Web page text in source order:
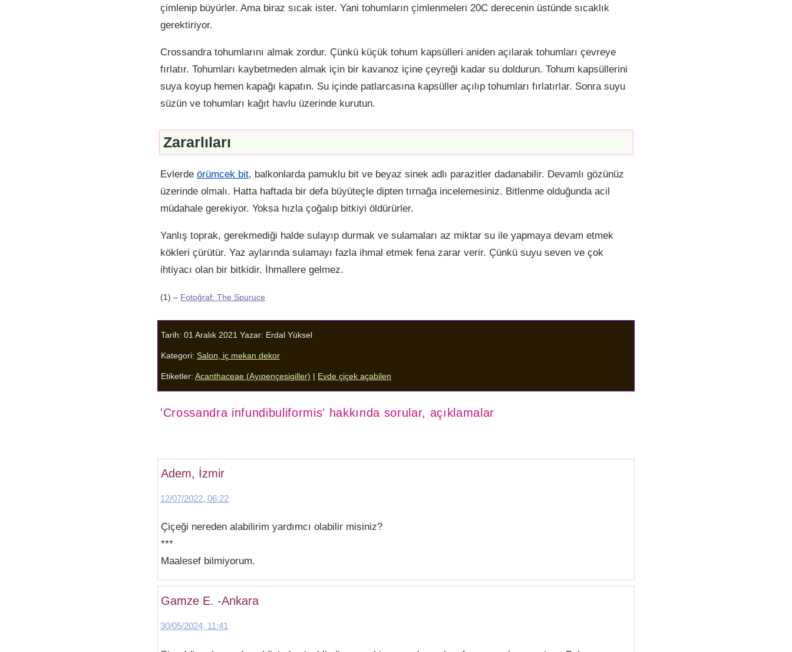
çimlenip büyürler. Ama biraz sıcak ister. Yani tohumların çimlenmeleri 20C derecenin üstünde sıcaklık
gerektiriyor.
Crossandra tohumlarını almak zordur. Çünkü küçük tohum kapsülleri aniden açılarak tohumları çevreye
fırlatır. Tohumları kaybetmeden almak için bir kavanoz içine çeyreği kadar su doldurun. Tohum kapsüllerini
suya koyup hemen kapağı kapatın. Su içinde patlarcasına kapsüller açılıp tohumları fırlatırlar. Sonra suyu
süzün ve tohumları kağıt havlu üzerinde kurutun.
Zararlıları
Evlerde örümcek bit, balkonlarda pamuklu bit ve beyaz sinek adlı parazitler dadanabilir. Devamlı gözünüz
üzerinde olmalı. Hatta haftada bir defa büyüteçle dipten tırnağa incelemesiniz. Bitlenme olduğunda acil
müdahale gerekiyor. Yoksa hızla çoğalıp bitkiyi öldürürler.
Yanlış toprak, gerekmediği halde sulayıp durmak ve sulamaları az miktar su ile yapmaya devam etmek
kökleri çürütür. Yaz aylarında sulamayı fazla ihmal etmek fena zarar verir. Çünkü suyu seven ve çok
ihtiyacı olan bir bitkidir. İhmallere gelmez.
(1) – Fotoğraf: The Spuruce
Tarih: 01 Aralık 2021 Yazar: Erdal Yüksel
Kategori: Salon, iç mekan dekor
Etiketler: Acanthaceae (Ayıpençesigiller) Evde çiçek açabilen
'Crossandra infundibuliformis' hakkında sorular, açıklamalar
Adem, İzmir
12/07/2022, 06:22
Çiçeği nereden alabilirim yardımcı olabilir misiniz?
***
Maalesef bilmiyorum.
Gamze E. -Ankara
30/05/2024, 11:41